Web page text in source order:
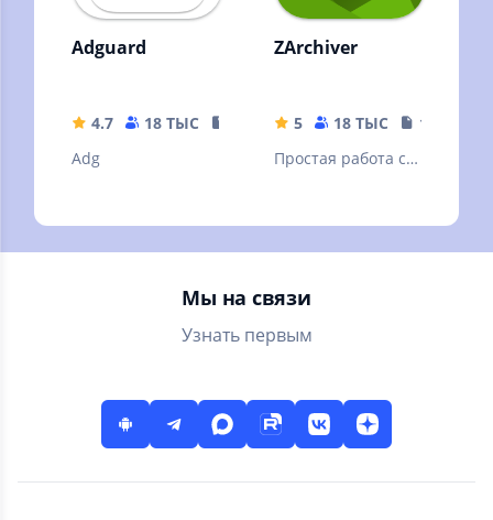
Adguard
4.7 18 ТЫС
35.63 MB
Adg
ZArchiver
5 18 ТЫС
10.32 MB
Простая работа с
Мы на связи
Узнать первым